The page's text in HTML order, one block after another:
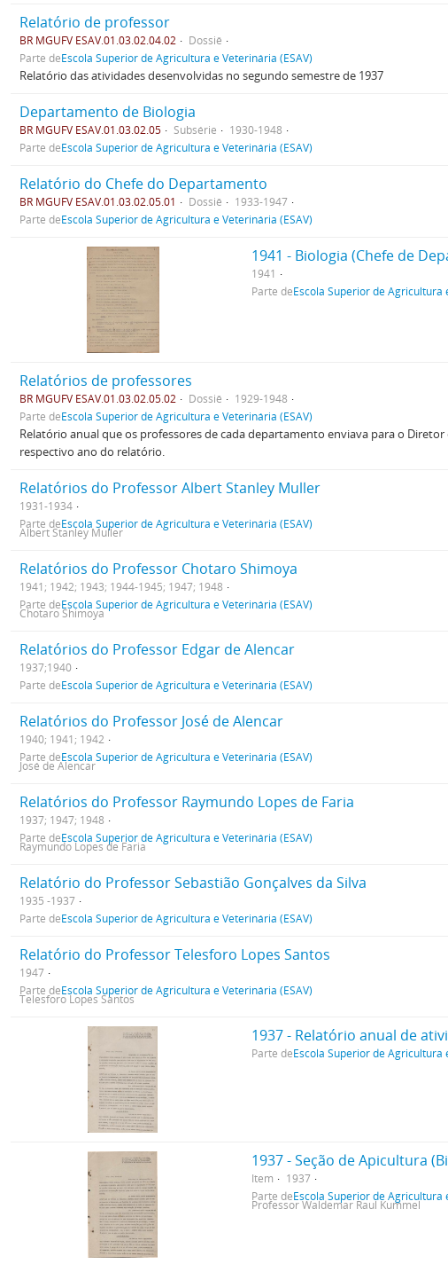
Relatório de professor
BR MGUFV ESAV.01.03.02.04.02
Dossiê
Parte deEscola Superior de Agricultura e Veterinária (ESAV)
Relatório das atividades desenvolvidas no segundo semestre de 1937
Departamento de Biologia
BR MGUFV ESAV.01.03.02.05 Subsérie
1930-1948
Parte deEscola Superior de Agricultura e Veterinária (ESAV)
Relatório do Chefe do Departamento
BR MGUFV ESAV.01.03.02.05.01 Dossiê
1933-1947
Parte deEscola Superior de Agricultura e Veterinária (ESAV)
1941 - Biologia (Chefe de
1941
Parte deEscola Superior de Agricultura
Relatórios de professores
BR MGUFV ESAV.01.03.02.05.02 Dossiê
1929-1948
Parte deEscola Superior de Agricultura e Veterinária (ESAV)
Relatório anual que os professores de cada departamento enviava para o
respectivo ano do relatório.
Relatórios do Professor Albert Stanley Muller
1931-1934
Parte deEscola Superior de Agricultura e Veterinária (ESAV)
Albert Stanley Muller
Relatórios do Professor Chotaro Shimoya
1941; 1942; 1943; 1944-1945; 1947; 1948
Parte deEscola Superior de Agricultura e Veterinária (ESAV)
Chotaro Shimoya
Relatórios do Professor Edgar de Alencar
1937;1940
Parte deEscola Superior de Agricultura e Veterinária (ESAV)
Relatórios do Professor José de Alencar
1940; 1941; 1942
Parte deEscola Superior de Agricultura e Veterinária (ESAV)
José de Alencar
Relatórios do Professor Raymundo Lopes de Faria
1937; 1947; 1948
Parte deEscola Superior de Agricultura e Veterinária (ESAV)
Raymundo Lopes de Faria
Relatório do Professor Sebastião Gonçalves da Silva
1935 -1937
Parte deEscola Superior de Agricultura e Veterinária (ESAV)
Relatório do Professor Telesforo Lopes Santos
1947
Parte deEscola Superior de Agricultura e Veterinária (ESAV)
Telesforo Lopes Santos
1937 - Relatório anual de
Parte deEscola Superior de Agricultura
1937 - Seção de Apicultura
Item
1937
Parte deEscola Superior de Agricultura
Professor Waldemar Raul Kummel